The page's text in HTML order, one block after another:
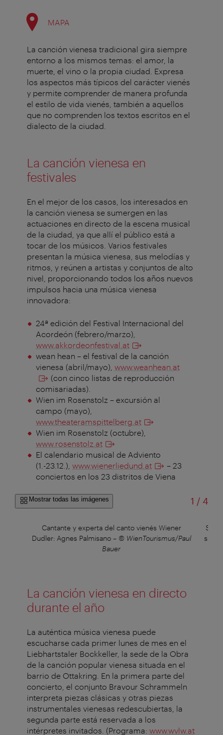
MAPA
La canción vienesa tradicional gira siempre
entorno a los mismos temas: el amor, la
muerte, el vino o la propia ciudad. Expresa
los aspectos más típicos del carácter vienés
y permite comprender de manera profunda
el estilo de vida vienés, también a aquellos
que no comprenden los textos escritos en el
dialecto de la ciudad.
La canción vienesa en
festivales
En el mejor de los casos, los interesados en
la canción vienesa se sumergen en las
actuaciones en directo de la escena musical
de la ciudad, ya que allí el público está a
tocar de los músicos. Varios festivales
presentan la música vienesa, sus melodías y
ritmos, y reúnen a artistas y conjuntos de alto
nivel, proporcionando todos los años nuevos
impulsos hacia una música vienesa
innovadora:
24ª edición del Festival Internacional del
Acordeón (febrero/marzo)
www.akkordeonfestival.at
wean hean – el festival de la canción
vienesa (abril/mayo) www.weanhean.at
(con cinco listas de reproducción
comisariadas).
Wien im Rosenstolz – excursión al
campo (mayo),
www.theateramspittelberg.at
Wien im Rosenstolz (octubre),
www.rosenstolz.at
El calendario musical de Adviento
(1.-23.12.), www.wienerliedund.at
– 23
conciertos en los 23 distritos de Viena
Mostrar todas las imágenes 1 /de
4
Cantante y experta del canto vienés Wiener
Dudler: Agnes Palmisano– © WienTourismus/Paul
Bauer
La canción vienesa en directo
durante el año
La auténtica música vienesa puede
escucharse cada primer lunes de mes en el
Liebhartstaler Bockkeller, la sede de la Obra
de la canción popular vienesa situada en el
barrio de Ottakring. En la primera parte del
concierto, el conjunto Bravour Schrammeln
interpreta piezas clásicas y otras piezas
instrumentales vienesas redescubiertas, la
segunda parte está reservada a los
intérpretes invitados. (Programa: www.wvlw.at